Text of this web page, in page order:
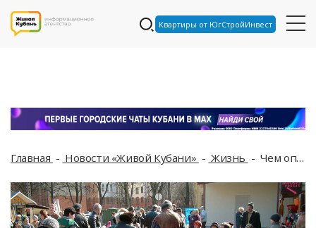
Квартиры от ЮгСтройИнвест
Главная Новости «Живой Кубани» Жизнь Чем опасен рацион без горячих блюд, рассказывает биолог